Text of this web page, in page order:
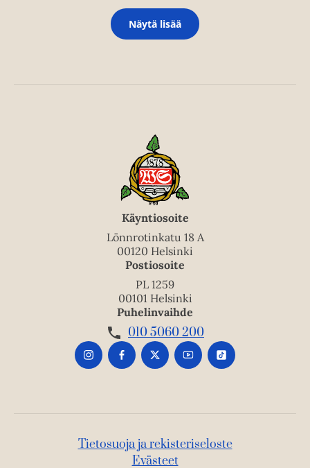
Näytä lisää
Käyntiosoite
Lönnrotinkatu 18 A
00120 Helsinki
Postiosoite
PL 1259
00101 Helsinki
Puhelinvaihde
010 5060 200
Tietosuoja ja rekisteriseloste
Evästeet